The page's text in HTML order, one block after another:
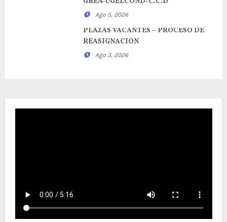
Ago 5, 2026
PLAZAS VACANTES – PROCESO DE
REASIGNACION
Ago 3, 2026